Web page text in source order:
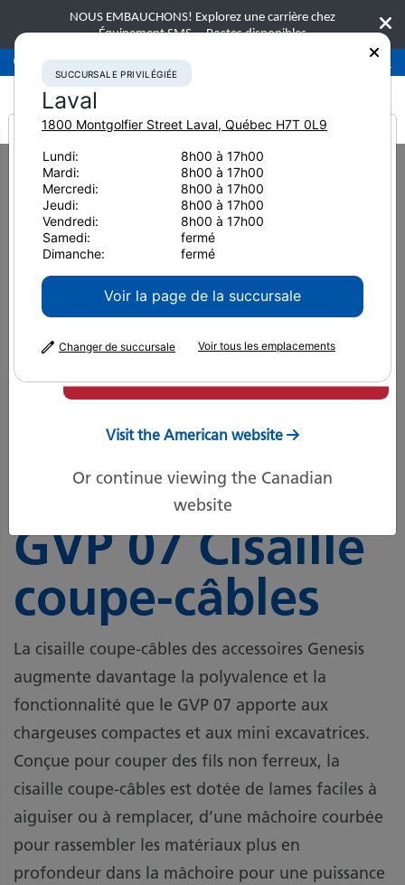
NOUS EMBAUCHONS! Explorez une carrière chez
Équipement SMS. Postes disponibles
Succursale privilégiéeLaval 450-781-9600
Home Accessoires
Outils de démolition multi-mâchoires
Genesis GVP 07 Cisaille coupe-câbles
GVP 07 Cisaille
coupe-câbles
La cisaille coupe-câbles des accessoires Genesis
augmente davantage la polyvalence et la
fonctionnalité que le GVP 07 apporte aux
chargeuses compactes et aux mini excavatrices.
Conçue pour couper des fils non ferreux, la
cisaille coupe-câbles est dotée de lames faciles à
aiguiser ou à remplacer, d’une mâchoire courbée
pour rassembler les matériaux plus en
profondeur dans la mâchoire pour une puissance
It looks like you are
from America
Visit the American website
Or continue viewing the Canadian
website
SUCCURSALE PRIVILÉGIÉE
Laval
1800 Montgolfier Street Laval, Québec H7T 0L9
Lundi:
8h00 à 17h00
Mardi:
8h00 à 17h00
Mercredi:
8h00 à 17h00
Jeudi:
8h00 à 17h00
Vendredi:
8h00 à 17h00
Samedi:
fermé
Dimanche:
fermé
Voir la page de la succursale
Changer de succursale Voir tous les emplacements